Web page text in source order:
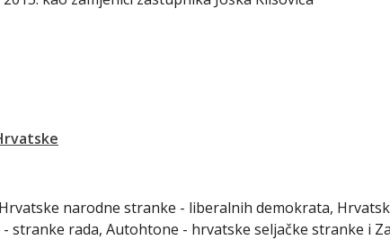
narodne stranke - liberalnih demokrata,
rada, Autohtone - hrvatske seljačke stranke i